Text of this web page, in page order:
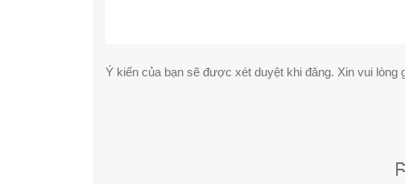
Ý kiến của bạn sẽ được xét duyệt khi đăng. Xin vui lòng